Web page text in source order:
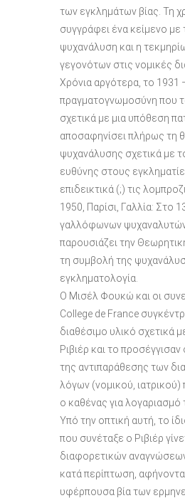
των εγκλημάτων βίας. Τη
συγγράφει ένα κείμενο με
ψυχανάλυση και η
γεγονότων στις νομικές
Χρόνια αργότερα, το 1931
πραγματογνωμοσύνη που
σχετικά με μια υπόθεση
αποσαφηνίσει πλήρως τη
ψυχανάλυσης σχετικά με
ευθύνης στους
επιδεικτικά (;) τις
1950, Παρίσι, Γαλλία: Στο
γαλλόφωνων
παρουσιάζει την
τη συμβολή της
εγκληματολογία.
Ο Μισέλ Φουκώ και οι
College de France
διαθέσιμο υλικό σχετικά
Ριβιέρ και το
της αντιπαράθεσης των
λόγων (νομικού, ιατρικού)
ο καθένας για λογαριασμό
Υπό την οπτική αυτή, το
που συνέταξε ο Ριβιέρ
διαφορετικών
κατά περίπτωση,
υφέρπουσα βία των